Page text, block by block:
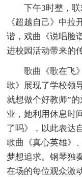
下午3时整，
《超越自己》中拉
谐，戏曲《说唱脸
进校园活动带来的
歌曲《歌在飞
歌》展现了学校领
就想做个好教师”
业，她利用休息时
了吗》，以此表达
歌曲《真心英雄》
梦想追求。钢琴独
在场的每位观众激